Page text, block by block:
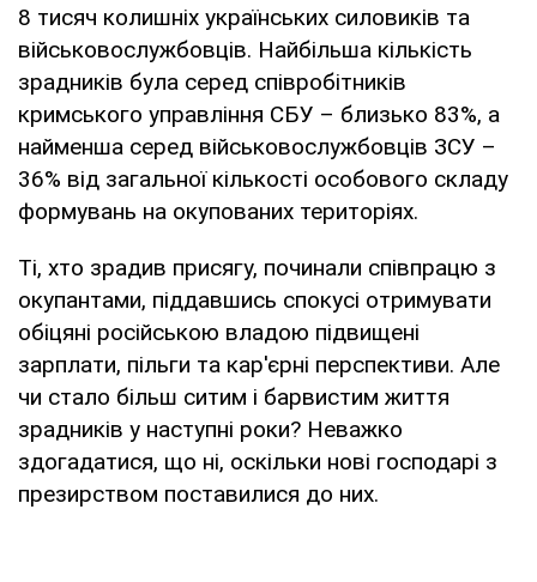
8 тисяч колишніх українських силовиків та
військовослужбовців. Найбільша кількість
зрадників була серед співробітників
кримського управління СБУ – близько 83%, а
найменша серед військовослужбовців ЗСУ –
36% від загальної кількості особового складу
формувань на окупованих територіях.
Ті, хто зрадив присягу, починали співпрацю з
окупантами, піддавшись спокусі отримувати
обіцяні російською владою підвищені
зарплати, пільги та кар'єрні перспективи. Але
чи стало більш ситим і барвистим життя
зрадників у наступні роки? Неважко
здогадатися, що ні, оскільки нові господарі з
презирством поставилися до них.